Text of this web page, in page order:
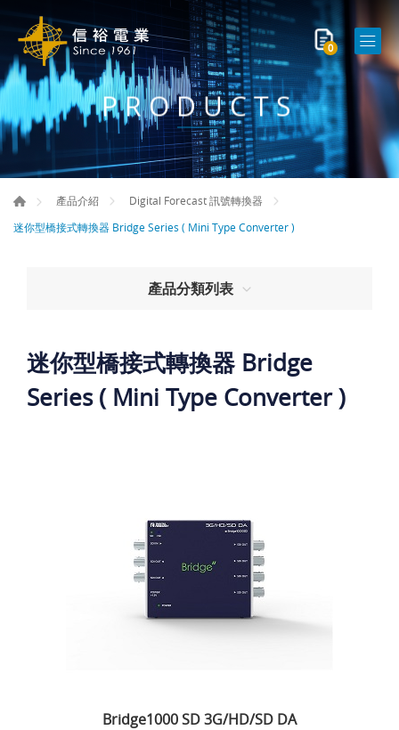
0
PRODUCTS
產品介紹
Digital Forecast 訊號轉換器
迷你型橋接式轉換器 Bridge Series ( Mini Type Converter )
產品分類列表
迷你型橋接式轉換器 Bridge
Series ( Mini Type Converter )
Bridge1000 SD 3G/HD/SD DA